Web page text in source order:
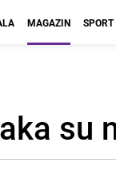
MAGAZIN SPORT
su